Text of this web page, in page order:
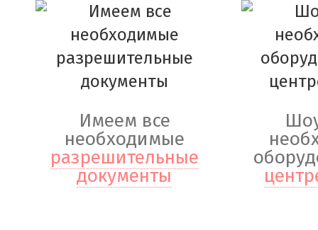
Имеем все
необходимые
разрешительные
документы